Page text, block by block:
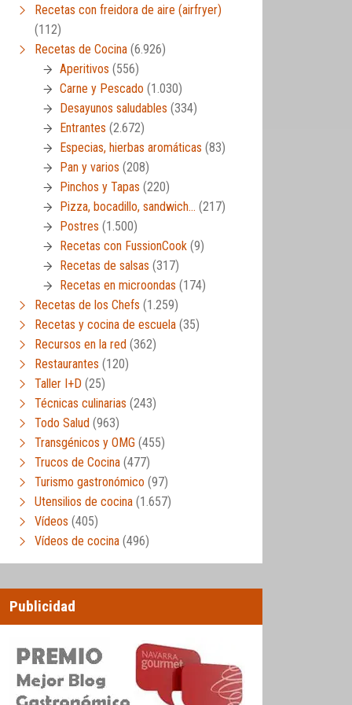
Recetas con freidora de aire (airfryer)
(112)
Recetas de Cocina (6.926)
Aperitivos (556)
Carne y Pescado (1.030)
Desayunos saludables (334)
Entrantes (2.672)
Especias, hierbas aromáticas (83)
Pan y varios (208)
Pinchos y Tapas (220)
Pizza, bocadillo, sandwich… (217)
Postres (1.500)
Recetas con FussionCook (9)
Recetas de salsas (317)
Recetas en microondas (174)
Recetas de los Chefs (1.259)
Recetas y cocina de escuela (35)
Recursos en la red (362)
Restaurantes (120)
Taller I+D (25)
Técnicas culinarias (243)
Todo Salud (963)
Transgénicos y OMG (455)
Trucos de Cocina (477)
Turismo gastronómico (97)
Utensilios de cocina (1.657)
Vídeos (405)
Vídeos de cocina (496)
Publicidad